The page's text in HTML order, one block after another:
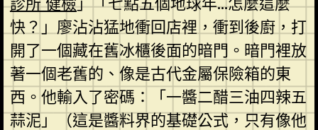
快？」廖沾沾猛地衝回店裡，衝到後廚，打
開了一個藏在舊冰櫃後面的暗門。暗門裡放
著一個老舊的、像是古代金屬保險箱的東
西。他輸入了密碼：「一醬二醋三油四辣五
蒜泥」（這是醬料界的基礎公式，只有像他